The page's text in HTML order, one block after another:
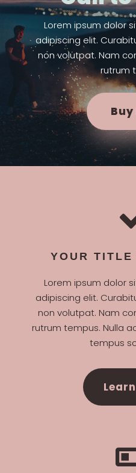
Lorem ipsum dolor
adipiscing elit.
non volutpat. Nam
rutrum
Buy
YOUR TITLE
Lorem ipsum dolor
adipiscing elit.
non volutpat. Nam
rutrum tempus. Nulla
tempus